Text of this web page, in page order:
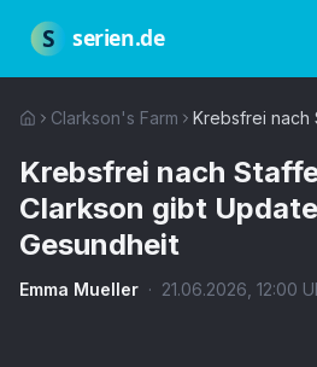
S serien.de
Clarkson's Farm Krebsfrei nach
Krebsfrei nach
Clarkson gibt
Gesundheit
Emma Mueller · 21.06.2026 12:00